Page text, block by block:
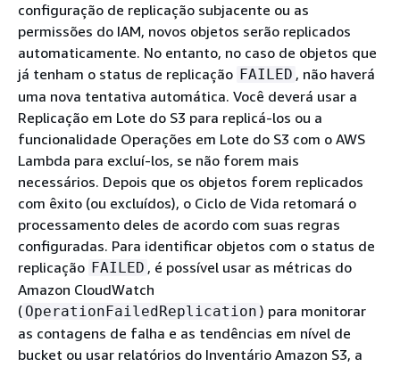
configuração de replicação subjacente ou as
permissões do IAM, novos objetos serão replicados
automaticamente. No entanto, no caso de objetos que
já tenham o status de replicação FAILED , não haverá
uma nova tentativa automática. Você deverá usar a
Replicação em Lote do S3 para replicá-los ou a
funcionalidade Operações em Lote do S3 com o AWS
Lambda para excluí-los, se não forem mais
necessários. Depois que os objetos forem replicados
com êxito (ou excluídos), o Ciclo de Vida retomará o
processamento deles de acordo com suas regras
configuradas. Para identificar objetos com o status de
replicação FAILED , é possível usar as métricas do
Amazon CloudWatch
( OperationFailedReplication ) para monitorar
as contagens de falha e as tendências em nível de
bucket ou usar relatórios do Inventário Amazon S3, a